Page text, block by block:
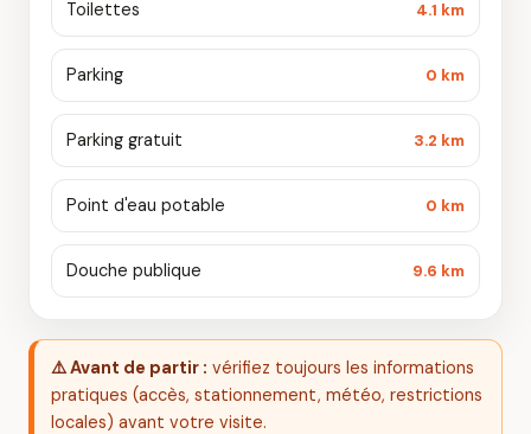
Toilettes 4.1 km
Parking 0 km
Parking gratuit 3.2 km
Point d'eau potable 0 km
Douche publique 9.6 km
⚠️ Avant de partir : vérifiez toujours les informations
pratiques (accès, stationnement, météo, restrictions
locales) avant votre visite.